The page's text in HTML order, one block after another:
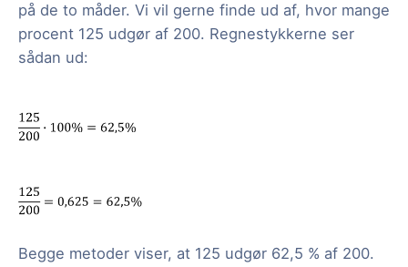
på de to måder. Vi vil gerne finde ud af, hvor mange
procent 125 udgør af 200. Regnestykkerne ser
sådan ud:
Begge metoder viser, at 125 udgør 62,5 % af 200.